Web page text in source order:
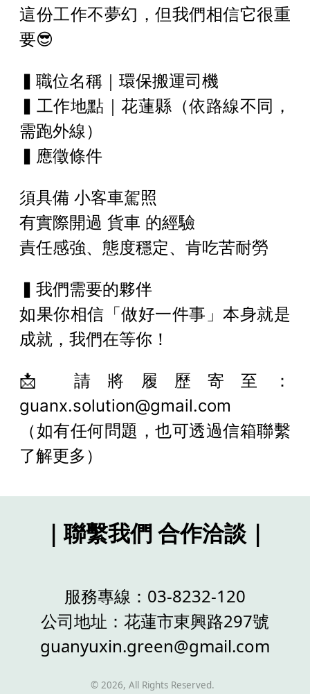
這份工作不夢幻，但我們相信它很重
要😎
▍職位名稱｜環保搬運司機
▍工作地點｜花蓮縣（依路線不同，
需跑外線）
▍應徵條件
須具備 小客車駕照
有實際開過 貨車 的經驗
責任感強、態度穩定、肯吃苦耐勞
▍我們需要的夥伴
如果你相信「做好一件事」本身就是
成就，我們在等你！
📩 請將履歷寄至：
guanx.solution@gmail.com
（如有任何問題，也可透過信箱聯繫
了解更多）
｜聯繫我們 合作洽談｜
服務專線： 03-8232-120
公司地址： 花蓮市東興路297號
guanyuxin.green@gmail.com
© 2026, All Rights Reserved.